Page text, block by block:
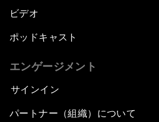
ビデオ
ポッドキャスト
エンゲージメント
サインイン
パートナー（組織）について